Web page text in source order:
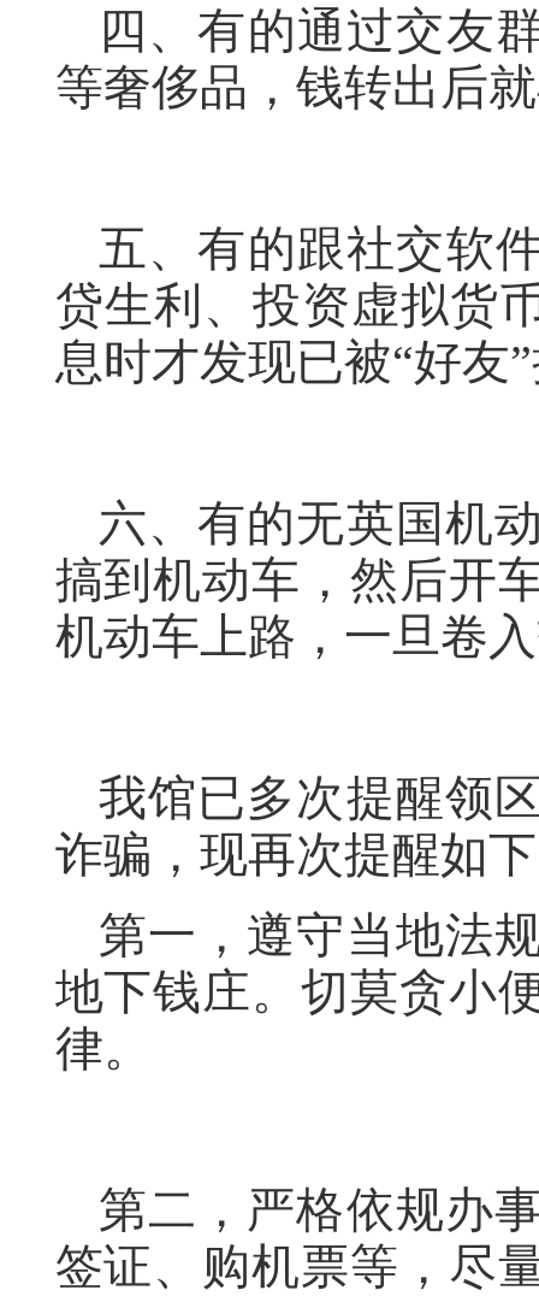
四、有的通过交友
等奢侈品，钱转出后
五、有的跟社交软
贷生利、投资虚拟货
息时才发现已被“好友
六、有的无英国机
搞到机动车，然后开
机动车上路，一旦卷
我馆已多次提醒领
诈骗，现再次提醒如
第一，遵守当地法
地下钱庄。切莫贪小
律。
第二，严格依规办
签证、购机票等，尽